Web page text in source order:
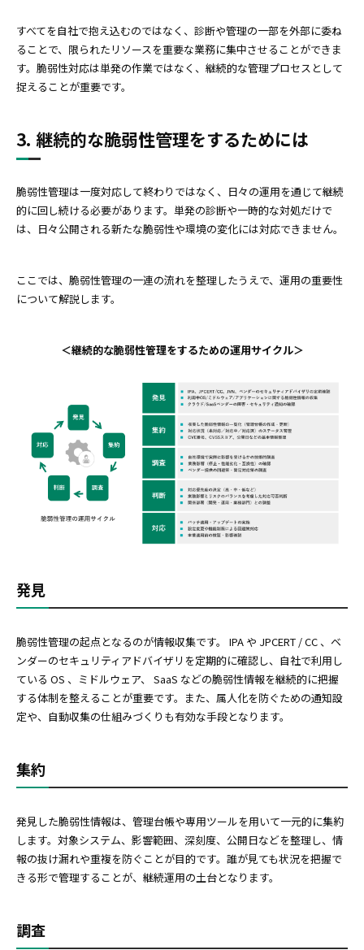
すべてを自社で抱え込むのではなく、診断や管理の一部を外部に委ね
ることで、限られたリソースを重要な業務に集中させることができま
す。脆弱性対応は単発の作業ではなく、継続的な管理プロセスとして
捉えることが重要です。
3. 継続的な脆弱性管理をするためには
脆弱性管理は一度対応して終わりではなく、日々の運用を通じて継続
的に回し続ける必要があります。単発の診断や一時的な対処だけで
は、日々公開される新たな脆弱性や環境の変化には対応できません。
ここでは、脆弱性管理の一連の流れを整理したうえで、運用の重要性
について解説します。
＜継続的な脆弱性管理をするための運用サイクル＞
発見
脆弱性管理の起点となるのが情報収集です。 IPA や JPCERT / CC 、ベ
ンダーのセキュリティアドバイザリを定期的に確認し、自社で利用し
ている OS 、ミドルウェア、 SaaS などの脆弱性情報を継続的に把握
する体制を整えることが重要です。また、属人化を防ぐための通知設
定や、自動収集の仕組みづくりも有効な手段となります。
集約
発見した脆弱性情報は、管理台帳や専用ツールを用いて一元的に集約
します。対象システム、影響範囲、深刻度、公開日などを整理し、情
報の抜け漏れや重複を防ぐことが目的です。誰が見ても状況を把握で
きる形で管理することが、継続運用の土台となります。
調査